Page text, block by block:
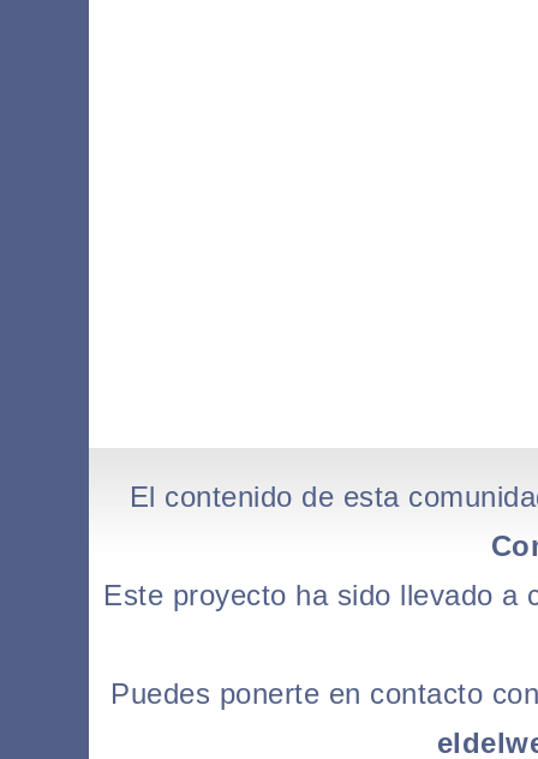
El contenido de esta
Este proyecto ha sido llevado
Puedes ponerte en contacto